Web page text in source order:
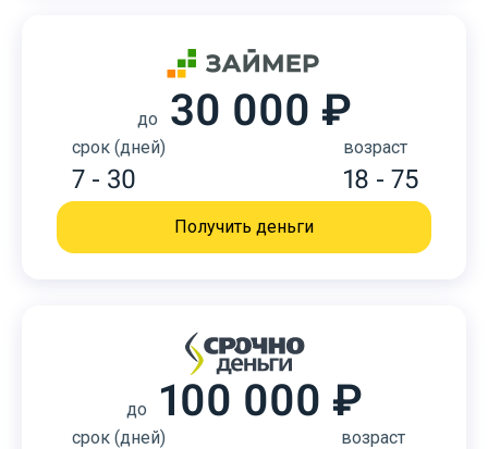
до 30 000 ₽
срок (дней)
7 - 30
возраст
18 - 75
Получить деньги
до 100 000 ₽
срок (дней) возраст